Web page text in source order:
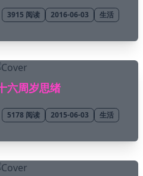
3915 阅读 2016-06-03 生活
六周岁思绪
5178 阅读 2015-06-03 生活